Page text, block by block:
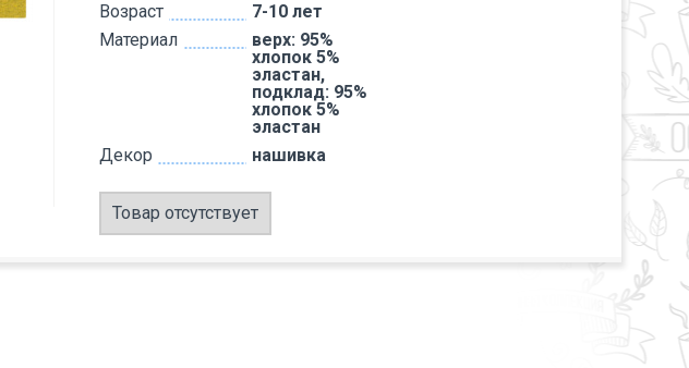
Возраст
7-10 лет
Материал
верх: 95%
хлопок 5%
эластан,
подклад: 95%
хлопок 5%
эластан
Декор
нашивка
Товар отсутствует